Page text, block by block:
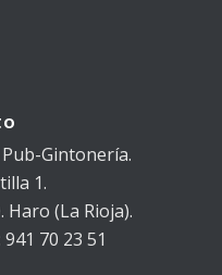
Gintonería.
1.
Haro (La Rioja).
70 23 51